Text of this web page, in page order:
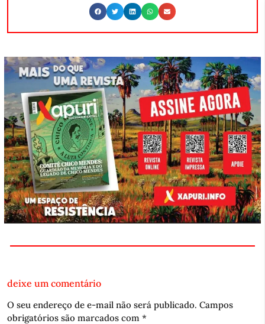
deixe um comentário
O seu endereço de e-mail não será publicado. Campos
obrigatórios são marcados com *